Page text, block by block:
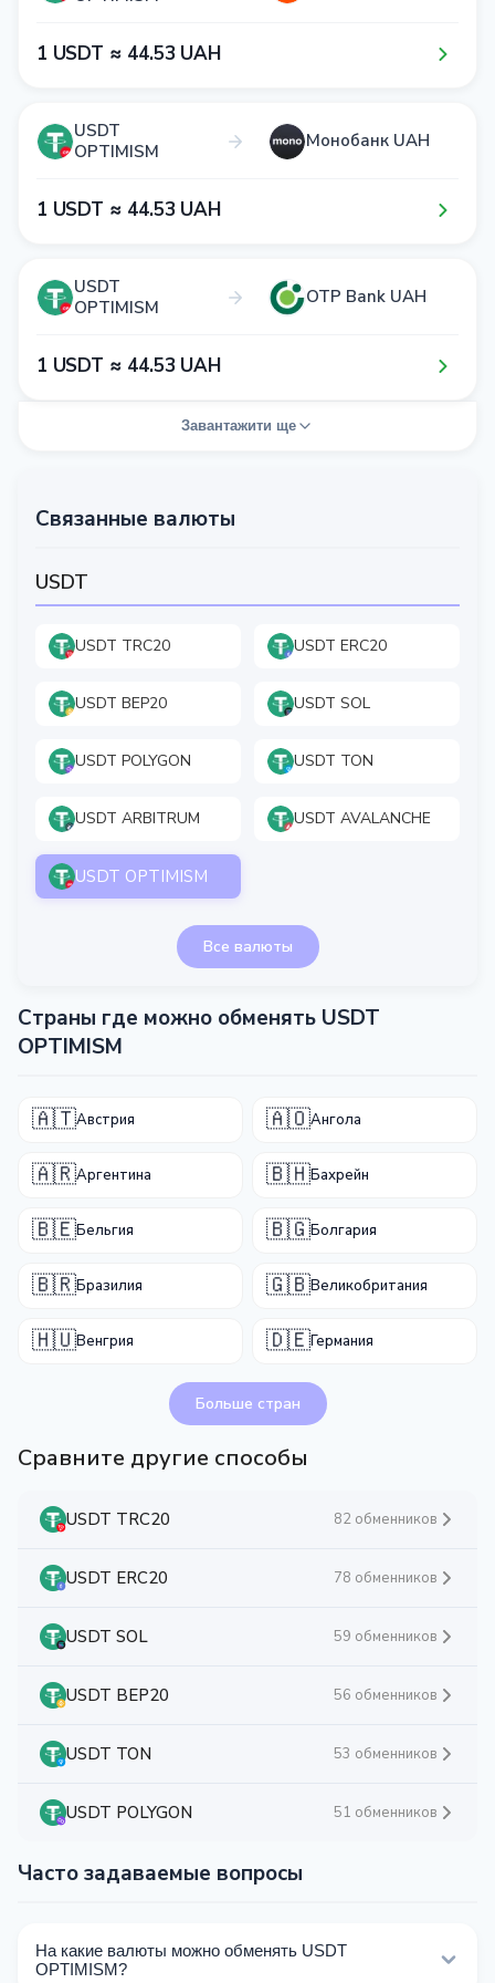
1​ USDT ≈ 4​4​.5​3​ UAH
USDT
OPTIMISM
Монобанк UAH
1​ USDT ≈ 4​4​.5​3​ UAH
USDT
OPTIMISM
OTP Bank UAH
1​ USDT ≈ 4​4​.5​3​ UAH
Завантажити ще
Связанные валюты
USDT
USDT TRC20 USDT ERC20
USDT BEP20 USDT SOL
USDT POLYGON USDT TON
USDT ARBITRUM USDT AVALANCHE
USDT OPTIMISM
Все валюты
Страны где можно обменять USDT
OPTIMISM
🇦🇹Австрия 🇦🇴Ангола
🇦🇷Аргентина 🇧🇭Бахрейн
🇧🇪Бельгия 🇧🇬Болгария
🇧🇷Бразилия 🇬🇧Великобритания
🇭🇺Венгрия 🇩🇪Германия
Больше стран
Сравните другие способы
USDT TRC20 82 обменников
USDT ERC20 78 обменников
USDT SOL 59 обменников
USDT BEP20 56 обменников
USDT TON 53 обменников
USDT POLYGON 51 обменников
Часто задаваемые вопросы
На какие валюты можно обменять USDT
OPTIMISM?